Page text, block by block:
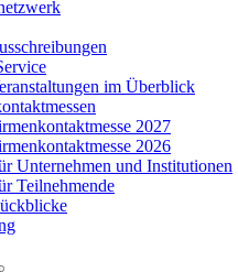
im Überblick
2027
2026
Unternehmen und Institutionen
Teilnehmende